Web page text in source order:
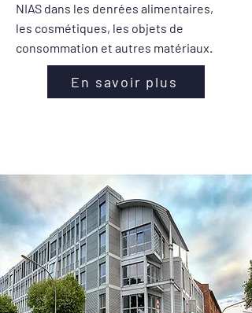
NIAS dans les denrées alimentaires,
les cosmétiques, les objets de
consommation et autres matériaux.
En savoir plus